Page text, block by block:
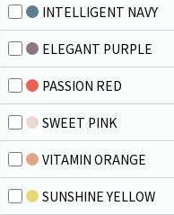
INTELLIGENT NAVY
ELEGANT PURPLE
PASSION RED
SWEET PINK
VITAMIN ORANGE
SUNSHINE YELLOW